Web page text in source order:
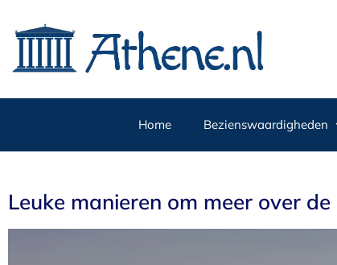
Home Bezienswaardigheden
Leuke manieren om meer over